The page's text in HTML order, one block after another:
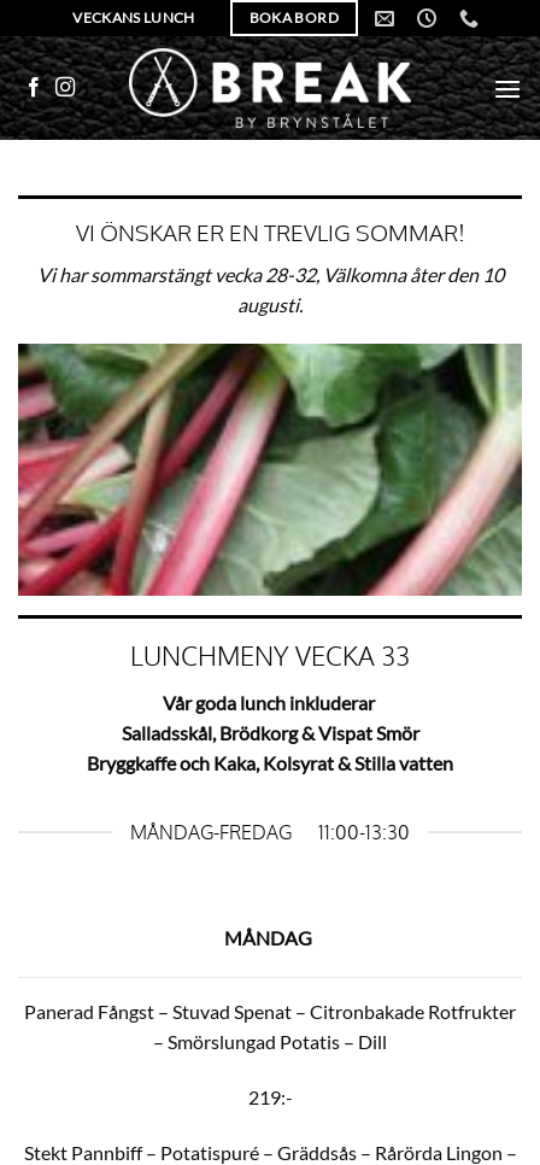
to
content
VECKANS LUNCH BOKA BORD
VI ÖNSKAR ER EN TREVLIG SOMMAR!
Vi har sommarstängt vecka 28-32, Välkomna åter den 10
augusti.
LUNCHMENY VECKA 33
Vår goda lunch inkluderar
Salladsskål, Brödkorg& Vispat Smör
Bryggkaffe och Kaka, Kolsyrat & Stilla vatten
MÅNDAG-FREDAG 11:00-13:30
MÅNDAG
Panerad Fångst – Stuvad Spenat – Citronbakade Rotfrukter
– Smörslungad Potatis – Dill
219:-
Stekt Pannbiff – Potatispuré – Gräddsås – Rårörda Lingon –